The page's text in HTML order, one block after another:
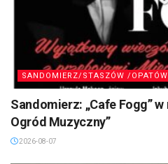
SANDOMIERZ/STASZÓW /OPATÓW
Sandomierz: „Cafe Fogg”
Ogród Muzyczny”
2026-08-07